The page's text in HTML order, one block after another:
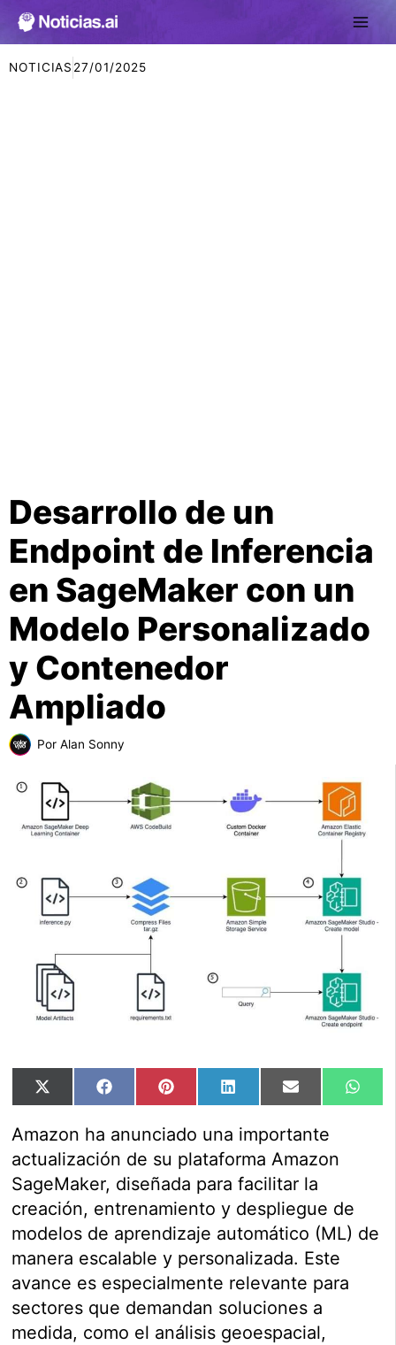
NOTICIAS 27/01/2025
Desarrollo de un
Endpoint de Inferencia
en SageMaker con un
Modelo Personalizado
y Contenedor
Ampliado
Por Alan Sonny
Compartir
en
X
(Twitter)
Compartir
en
FacebookCompartir
en
PinterestCompartir
en
LinkedInCompartir
en
Email
en
Amazon ha anunciado una importante
actualización de su plataforma Amazon
SageMaker, diseñada para facilitar la
creación, entrenamiento y despliegue de
modelos de aprendizaje automático (ML) de
manera escalable y personalizada. Este
avance es especialmente relevante para
sectores que demandan soluciones a
medida, como el análisis geoespacial,